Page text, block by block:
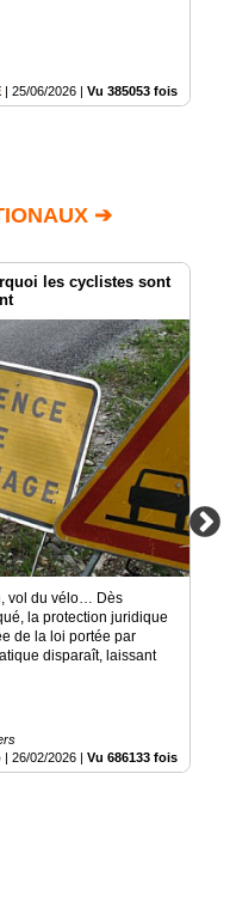
25/06/2026 Vu 385053 fois
➔
les cyclistes sont
vol du vélo… Dès
la protection juridique
de la loi portée par
disparaît, laissant
| 26/02/2026 | Vu 686133 fois